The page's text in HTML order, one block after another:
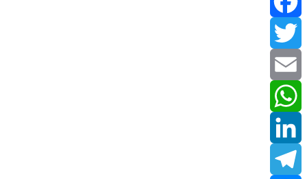
Facebook
Twitter
Email
WhatsApp
LinkedIn